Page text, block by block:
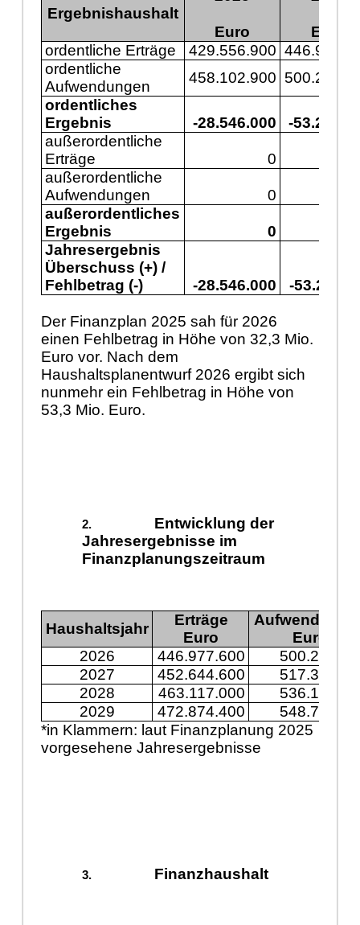
Ergebnishaushalt
Euro
Euro
ordentliche Erträge
429.556.900
ordentliche
Aufwendungen
458.102.900
ordentliches
Ergebnis
-28.546.000
-
außerordentliche
Erträge
0
außerordentliche
Aufwendungen
0
außerordentliches
Ergebnis
0
Jahresergebnis
Überschuss (+) /
Fehlbetrag (-)
-28.546.000 -
Der Finanzplan 2025 sah für 2026
einen Fehlbetrag in Höhe von 32,3 Mio.
Euro vor. Nach dem
Haushaltsplanentwurf 2026 ergibt sich
nunmehr ein Fehlbetrag in Höhe von
53,3 Mio. Euro.
Entwicklung der
Jahresergebnisse im
Finanzplanungszeitraum
Haushaltsjahr
Erträge
Euro
Euro
2026
446.977.600
2027
452.644.600
2028
463.117.000
2029
472.874.400
*in Klammern: laut Finanzplanung 2025
vorgesehene Jahresergebnisse
Finanzhaushalt